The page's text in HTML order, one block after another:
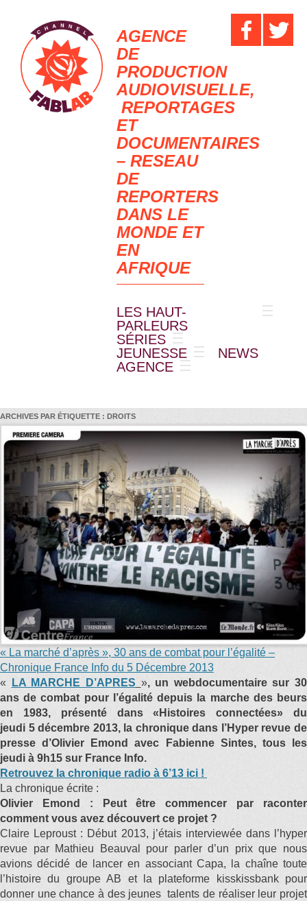
AGENCE
DE
PRODUCTION
AUDIOVISUELLE,
REPORTAGES
ET
DOCUMENTAIRES
– RESEAU
DE
REPORTERS
DANS LE
MONDE ET
EN
AFRIQUE
LES HAUT-
PARLEURS
SÉRIES
JEUNESSE
NEWS
AGENCE
ARCHIVES PAR ÉTIQUETTE : DROITS
« La marché d’après », 30 ans de combat pour l’égalité –
Chronique France Info du 5 Décembre 2013
«
LA MARCHE D’APRES », un webdocumentaire sur 30
ans de combat pour l’égalité depuis la marche des beurs
en 1983, présentédans «Histoires connectées» du
jeudi 5 décembre 2013, la chronique dans l’Hyper revue de
presse d’Olivier Emond avec Fabienne Sintes, tous les
jeudi à 9h15 sur France Info.
Retrouvez la chronique radio à 6’13 ici !
La chronique écrite :
Olivier Emond : Peut être commencer par raconter
comment vous avez découvert ce projet ?
Claire Leproust : Début 2013, j’étais interviewée dans l’hyper
revue par Mathieu Beauval pour parler d’un prix que nous
avions décidé de lancer en associant Capa, la chaîne toute
l’histoire du groupe AB et la plateforme kisskissbank pour
donner une chance à des jeunes talents de réaliser leur projet